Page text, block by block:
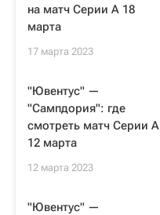
на матч Серии А 18
марта
17 марта 2023
"Ювентус" —
"Сампдория": где
смотреть матч Серии А
12 марта
12 марта 2023
"Ювентус" —